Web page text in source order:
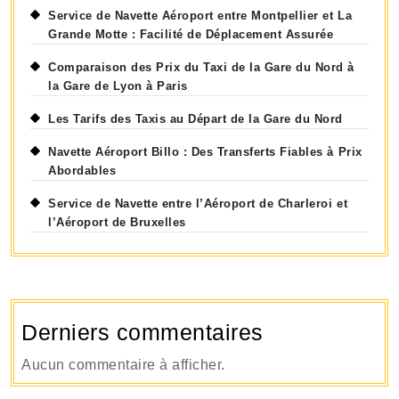
Service de Navette Aéroport entre Montpellier et La
Grande Motte : Facilité de Déplacement Assurée
Comparaison des Prix du Taxi de la Gare du Nord à
la Gare de Lyon à Paris
Les Tarifs des Taxis au Départ de la Gare du Nord
Navette Aéroport Billo : Des Transferts Fiables à Prix
Abordables
Service de Navette entre l’Aéroport de Charleroi et
l’Aéroport de Bruxelles
Derniers commentaires
Aucun commentaire à afficher.